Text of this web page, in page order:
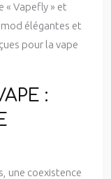
« Vapefly » et
élégantes et
pour la vape
:
une coexistence